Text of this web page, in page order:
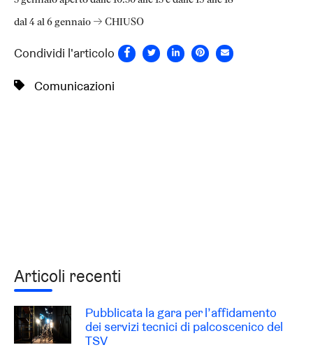
dal 4 al 6 gennaio → CHIUSO
Condividi l'articolo
Comunicazioni
Articoli recenti
Pubblicata la gara per l’affidamento
dei servizi tecnici di palcoscenico del
TSV